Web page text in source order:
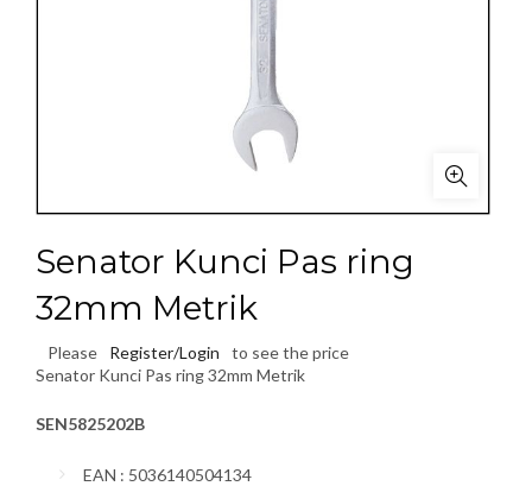
Senator Kunci Pas ring
32mm Metrik
Please Register/Login
to see the price
Senator Kunci Pas ring 32mm Metrik
SEN5825202B
EAN : 5036140504134